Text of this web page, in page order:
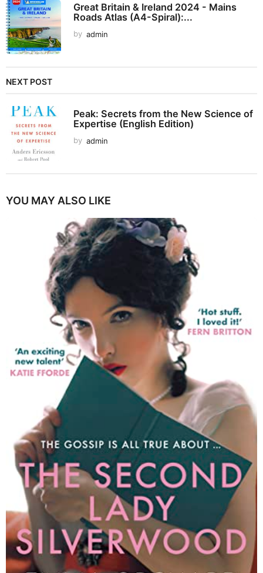
Great Britain & Ireland 2024 - Mains
Roads Atlas (A4-Spiral):...
by admin
NEXT POST
Peak: Secrets from the New Science of
Expertise (English Edition)
by admin
YOU MAY ALSO LIKE